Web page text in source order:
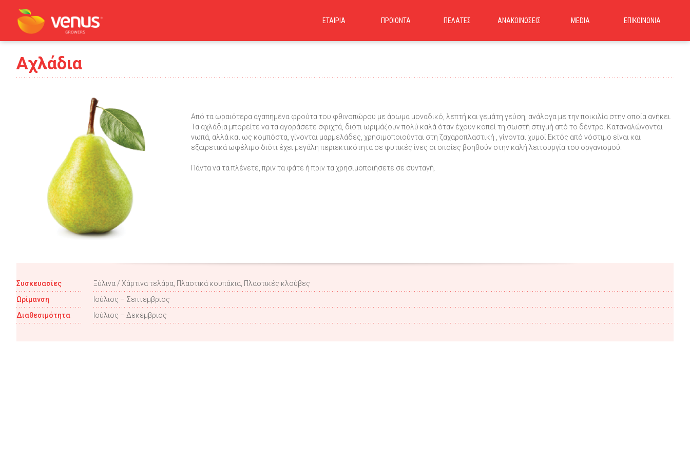
Αχλάδια
Από τα ωραιότερα αγαπημένα φρούτα του φθινοπώρου με άρωμα μοναδικό, λεπτή και γεμάτη γεύση, ανάλογα με την ποικιλία στην οποία ανήκει.
Τα αχλάδια μπορείτε να τα αγοράσετε σφιχτά, διότι ωριμάζουν πολύ καλά όταν έχουν κοπεί τη σωστή στιγμή από το δέντρο. Καταναλώνονται
νωπά, αλλά και ως κομπόστα, γίνονται μαρμελάδες, χρησιμοποιούνται στη ζαχαροπλαστική , γίνονται χυμοί.Εκτός από νόστιμο είναι και
εξαιρετικά ωφέλιμο διότι έχει μεγάλη περιεκτικότητα σε φυτικές ίνες οι οποίες βοηθούν στην καλή λειτουργία του οργανισμού.
Πάντα να τα πλένετε, πριν τα φάτε ή πριν τα χρησιμοποιήσετε σε συνταγή.
Συσκευασίες
Ξύλινα / Xάρτινα τελάρα, Πλαστικά κουπάκια, Πλαστικές κλούβες
Ωρίμανση
Ιούλιος – Σεπτέμβριος
Διαθεσιμότητα
Ιούλιος – Δεκέμβριος
ΕΤΑΙΡΙΑ ΠΡΟΙΟΝΤΑ ΠΕΛΑΤΕΣ ΑΝΑΚΟΙΝΩΣΕΙΣ MEDIA ΕΠΙΚΟΙΝΩΝΙΑ